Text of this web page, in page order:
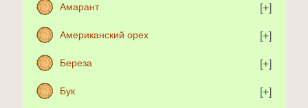
Амарант
Американский орех
Береза
Бук